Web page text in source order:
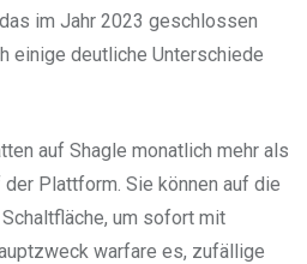
im Jahr 2023 geschlossen
einige deutliche Unterschiede
auf Shagle monatlich mehr als
Plattform. Sie können auf die
um sofort mit
warfare es, zufällige